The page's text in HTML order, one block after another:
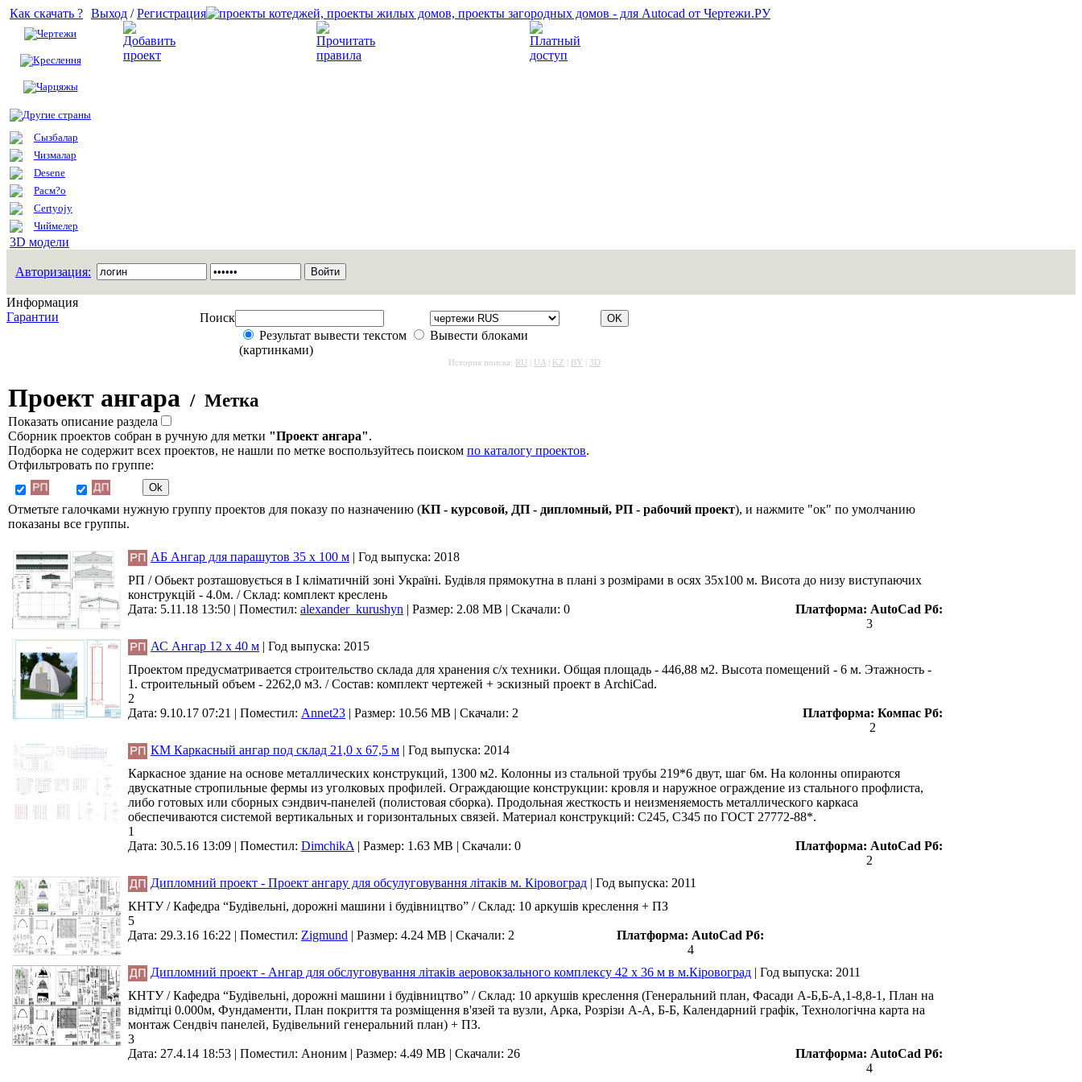
Как скачать ?
Чертежи
Креслення
Чарцяжы
Другие страны
Сызбалар
Чизмалар
Desene
Расм?о
Certyojy
Чиймелер
3D модели
Выход /Регистрация
Авторизация:
Информация
Гарантии
Поиск
Результат вывести текстом
Вывести блоками
(картинками)
История поиска: RU UA KZ BY 3D
Проект ангара / Метка
Показать описание раздела
Сборник проектов собран в ручную для метки "Проект ангара".
Подборка не содержит всех проектов, не нашли по метке воспользуйтесь поиском по каталогу проектов.
Отфильтровать по группе:
Отметьте галочками нужную группу проектов для показу по назначению (КП - курсовой, ДП - дипломный, РП - рабочий проект), и нажмите "ок" по умолчанию
показаны все группы.
АБ Ангар для парашутов 35 х 100 м | Год выпуска: 2018
РП / Обьект розташовується в I кліматичній зоні Україні. Будівля прямокутна в плані з розмірами в осях 35х100 м. Висота до низу виступаючих
конструкцій - 4.0м. / Склад: комплект креслень
Дата: 5.11.18 13:50 | Поместил: alexander_kurushyn | Размер: 2.08 MB | Скачали: 0 Платформа: AutoCad Рб:
3
АС Ангар 12 х 40 м | Год выпуска: 2015
Проектом предусматривается строительство склада для хранения с/х техники. Общая площадь - 446,88 м2. Высота помещений - 6 м. Этажность -
1. строительный объем - 2262,0 м3. / Состав: комплект чертежей + эскизный проект в ArchiCad.
2
Дата: 9.10.17 07:21 | Поместил: Annet23 | Размер: 10.56 MB | Скачали: 2 Платформа: Компас Рб:
2
КМ Каркасный ангар под склад 21,0 х 67,5 м | Год выпуска: 2014
Каркасное здание на основе металлических конструкций, 1300 м2. Колонны из стальной трубы 219*6 двут, шаг 6м. На колонны опираются
двускатные стропильные фермы из уголковых профилей. Ограждающие конструкции: кровля и наружное ограждение из стального профлиста,
либо готовых или сборных сэндвич-панелей (полистовая сборка). Продольная жесткость и неизменяемость металлического каркаса
обеспечиваются системой вертикальных и горизонтальных связей. Материал конструкций: С245, С345 по ГОСТ 27772-88*.
1
Дата: 30.5.16 13:09 | Поместил: DimchikA | Размер: 1.63 MB | Скачали: 0 Платформа: AutoCad Рб:
2
Дипломний проект - Проект ангару для обсулуговування літаків м. Кіровоград | Год выпуска: 2011
КНТУ / Кафедра “Будівельні, дорожні машини і будівництво” / Склад: 10 аркушів креслення + ПЗ
5
Дата: 29.3.16 16:22 | Поместил: Zigmund | Размер: 4.24 MB | Скачали: 2 Платформа: AutoCad Рб:
4
Дипломний проект - Ангар для обслуговування літаків аеровокзального комплексу 42 х 36 м в м.Кіровоград | Год выпуска: 2011
КНТУ / Кафедра “Будівельні, дорожні машини і будівництво” / Склад: 10 аркушів креслення (Генеральний план, Фасади А-Б,Б-А,1-8,8-1, План на
відмітці 0.000м, Фундаменти, План покриття та розміщення в'язей та вузли, Арка, Розрізи А-А, Б-Б, Календарний графік, Технологічна карта на
монтаж Сендвіч панелей, Будівельний генеральний план) + ПЗ.
3
Дата: 27.4.14 18:53 | Поместил: Аноним | Размер: 4.49 MB | Скачали: 26 Платформа: AutoCad Рб:
4